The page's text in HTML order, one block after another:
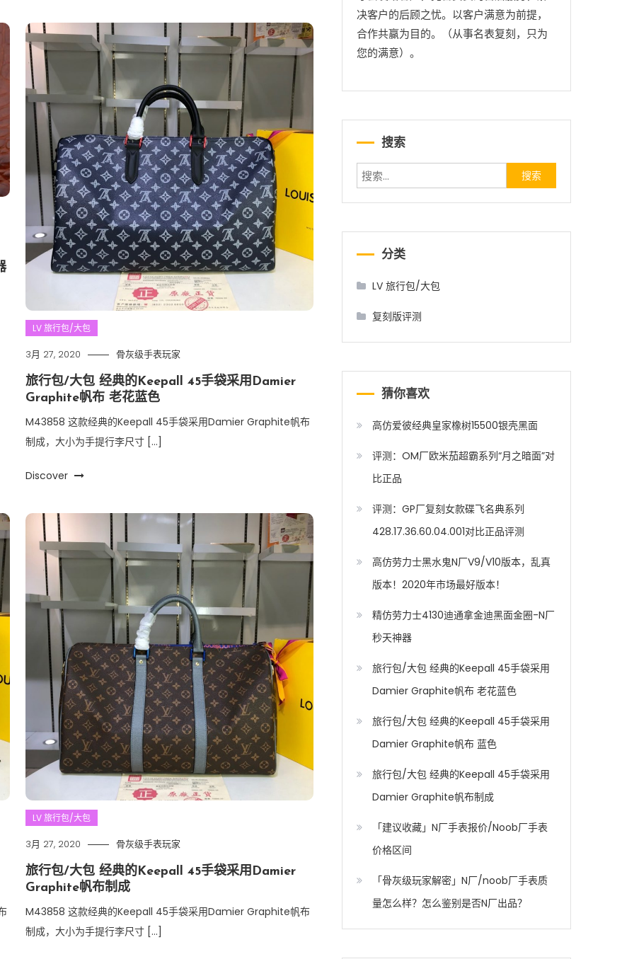
LV 旅行包/大包
3月 27, 2020 骨灰级手表玩家
旅行包/大包 经典的Keepall 45手袋采用Damier
Graphite帆布 老花蓝色
M43858 这款经典的Keepall 45手袋采用Damier Graphite帆布
制成，大小为手提行李尺寸 […]
Discover
LV 旅行包/大包
3月 27, 2020 骨灰级手表玩家
旅行包/大包 经典的Keepall 45手袋采用Damier
Graphite帆布制成
M43858 这款经典的Keepall 45手袋采用Damier Graphite帆布
制成，大小为手提行李尺寸 […]
决客户的后顾之忧。以客户满意为前提，
合作共赢为目的。（从事名表复刻，只为
您的满意）。
搜索
搜索：
分类
LV 旅行包/大包
复刻版评测
猜你喜欢
高仿爱彼经典皇家橡树15500银壳黑面
评测：OM厂欧米茄超霸系列“月之暗面”对
比正品
评测：GP厂复刻女款碟飞名典系列
428.17.36.60.04.001对比正品评测
高仿劳力士黑水鬼N厂V9/V10版本，乱真
版本！2020年市场最好版本！
精仿劳力士4130迪通拿金迪黑面金圈-N厂
秒天神器
旅行包/大包 经典的Keepall 45手袋采用
Damier Graphite帆布 老花蓝色
旅行包/大包 经典的Keepall 45手袋采用
Damier Graphite帆布 蓝色
旅行包/大包 经典的Keepall 45手袋采用
Damier Graphite帆布制成
「建议收藏」N厂手表报价/Noob厂手表
价格区间
「骨灰级玩家解密」N厂/noob厂手表质
量怎么样？怎么鉴别是否N厂出品？